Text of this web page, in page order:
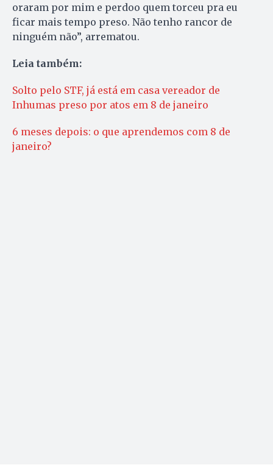
oraram por mim e perdoo quem torceu pra eu
ficar mais tempo preso. Não tenho rancor de
ninguém não”, arrematou.
Leia também:
Solto pelo STF, já está em casa vereador de
Inhumas preso por atos em 8 de janeiro
6 meses depois: o que aprendemos com 8 de
janeiro?